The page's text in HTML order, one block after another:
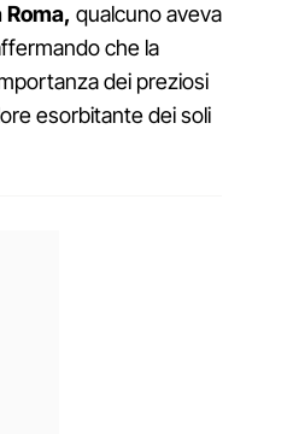
Roma, qualcuno aveva
che la
dei preziosi
esorbitante dei soli